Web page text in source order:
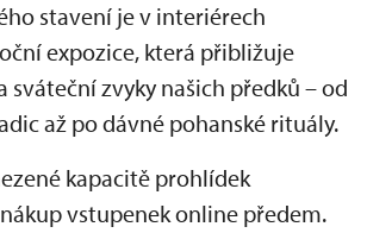
stavení je v interiérech
expozice, která přibližuje
sváteční zvyky našich předků – od
až po dávné pohanské rituály.
kapacitě prohlídek
vstupenek online předem.